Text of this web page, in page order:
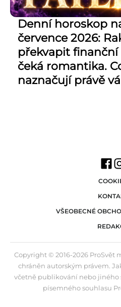
Denní horoskop
července 2026:
překvapit finanční
čeká romantika.
naznačují právě
VŠEOBECNÉ
Copyright © 2016-2026 ProSvět
chráněn autorským právem.
včetně publikování nebo jiného
písemného souhlasu